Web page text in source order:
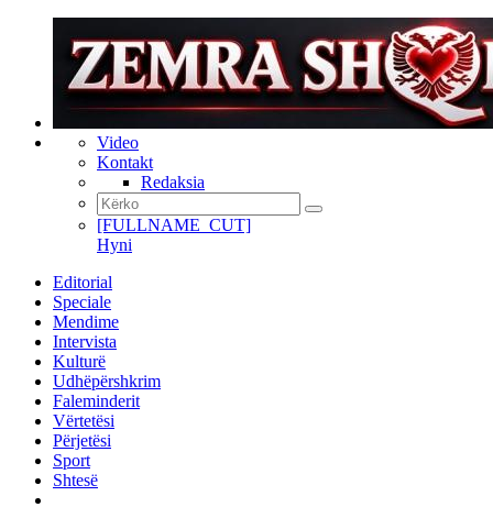
Video
Kontakt
Redaksia
[FULLNAME_CUT]
Hyni
Editorial
Speciale
Mendime
Intervista
Kulturë
Udhëpërshkrim
Faleminderit
Vërtetësi
Përjetësi
Sport
Shtesë